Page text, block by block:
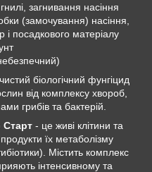
загнивання насіння
(замочування) насіння,
і посадкового матеріалу
біологічний фунгіцид
від комплексу хвороб,
грибів та бактерій.
Старт - це живі клітини та
їх метаболізму
Містить комплекс
інтенсивному та